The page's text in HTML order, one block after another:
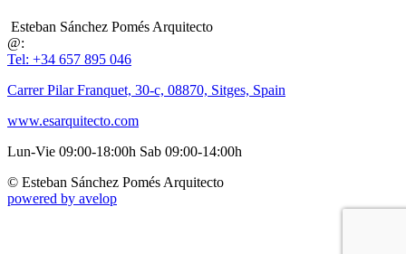
Esteban Sánchez Pomés Arquitecto
@:
Tel: +34 657 895 046
Carrer Pilar Franquet, 30-c, 08870, Sitges, Spain
www.esarquitecto.com
Lun-Vie 09:00-18:00h Sab 09:00-14:00h
© Esteban Sánchez Pomés Arquitecto
powered by avelop